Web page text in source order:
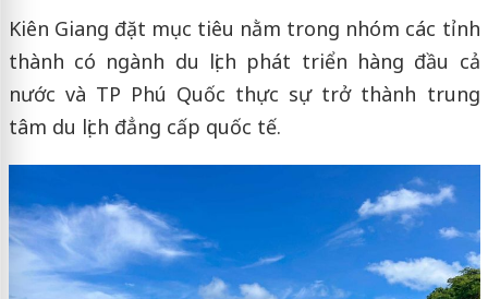
Kiên Giang đặt mục tiêu nằm trong nhóm các tỉnh
thành có ngành du lịch phát triển hàng đầu cả
nước và TP Phú Quốc thực sự trở thành trung
tâm du lịch đẳng cấp quốc tế.